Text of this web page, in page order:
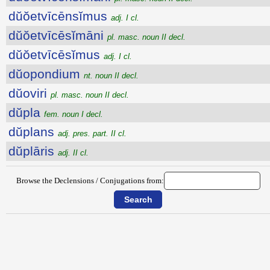
dŭŏetvīcēnsĭmus adj. I cl.
dŭŏetvīcēsĭmāni pl. masc. noun II decl.
dŭŏetvīcēsĭmus adj. I cl.
dŭopondium nt. noun II decl.
dŭoviri pl. masc. noun II decl.
dŭpla fem. noun I decl.
dŭplans adj. pres. part. II cl.
dŭplāris adj. II cl.
Browse the Declensions / Conjugations from: